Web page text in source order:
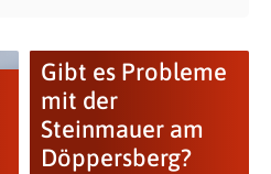
Gibt es Probleme
mit der
Steinmauer am
Döppersberg?